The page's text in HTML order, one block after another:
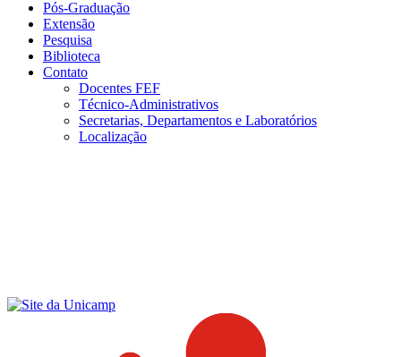
Pós-Graduação
Extensão
Pesquisa
Biblioteca
Contato
Docentes FEF
Técnico-Administrativos
Secretarias, Departamentos e Laboratórios
Localização